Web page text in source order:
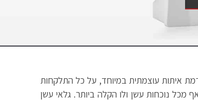
וברמת איתות עוצמתית במיוחד, על כל התלקחות
או אף מכל נוכחות עשן ולו הקלה ביותר. גלאי עשן